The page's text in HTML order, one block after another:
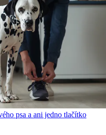
psa a ani jedno tlačítko